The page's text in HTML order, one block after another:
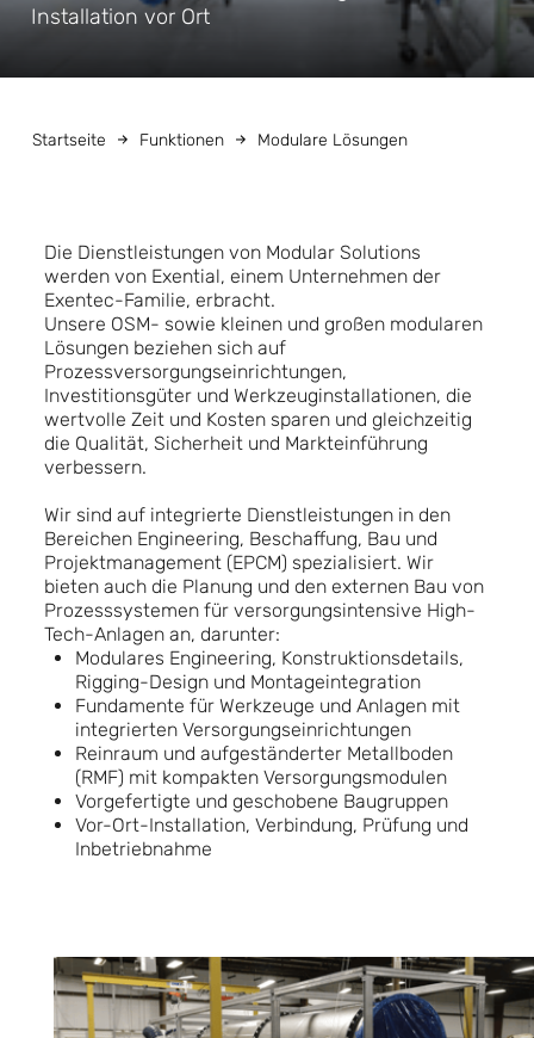
Installation vor Ort
Startseite Funktionen Modulare Lösungen
Die Dienstleistungen von Modular Solutions
werden von Exential, einem Unternehmen der
Exentec-Familie, erbracht.
Unsere OSM- sowie kleinen und großen modularen
Lösungen beziehen sich auf
Prozessversorgungseinrichtungen,
Investitionsgüter und Werkzeuginstallationen, die
wertvolle Zeit und Kosten sparen und gleichzeitig
die Qualität, Sicherheit und Markteinführung
verbessern.
Wir sind auf integrierte Dienstleistungen in den
Bereichen Engineering, Beschaffung, Bau und
Projektmanagement (EPCM) spezialisiert. Wir
bieten auch die Planung und den externen Bau von
Prozesssystemen für versorgungsintensive High-
Tech-Anlagen an, darunter:
Modulares Engineering, Konstruktionsdetails,
Rigging-Design und Montageintegration
Fundamente für Werkzeuge und Anlagen mit
integrierten Versorgungseinrichtungen
Reinraum und aufgeständerter Metallboden
(RMF) mit kompakten Versorgungsmodulen
Vorgefertigte und geschobene Baugruppen
Vor-Ort-Installation, Verbindung, Prüfung und
Inbetriebnahme